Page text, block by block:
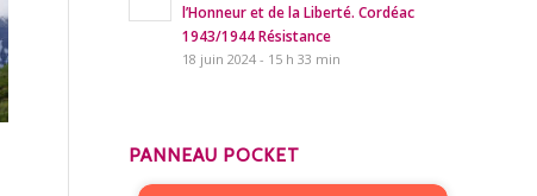
l’Honneur et de la Liberté. Cordéac
1943/1944 Résistance
18 juin 2024 - 15 h 33 min
PANNEAU POCKET